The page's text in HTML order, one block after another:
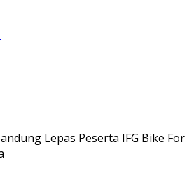
Lepas Peserta IFG Bike For